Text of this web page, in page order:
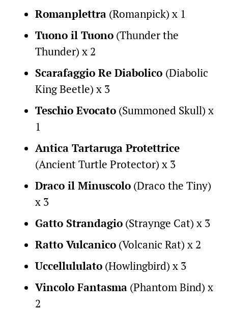
Romanplettra(Romanpick) x 1
Tuono il Tuono(Thunder the
Thunder) x 2
Scarafaggio Re Diabolico (Diabolic
King Beetle) x 3
Teschio Evocato(Summoned Skull) x
1
Antica Tartaruga Protettrice
(Ancient Turtle Protector) x 3
Draco il Minuscolo(Draco the Tiny)
x 3
Gatto Strandagio(Straynge Cat) x 3
Ratto Vulcanico(Volcanic Rat) x 2
Uccellululato(Howlingbird) x 3
Vincolo Fantasma(Phantom Bind) x
2